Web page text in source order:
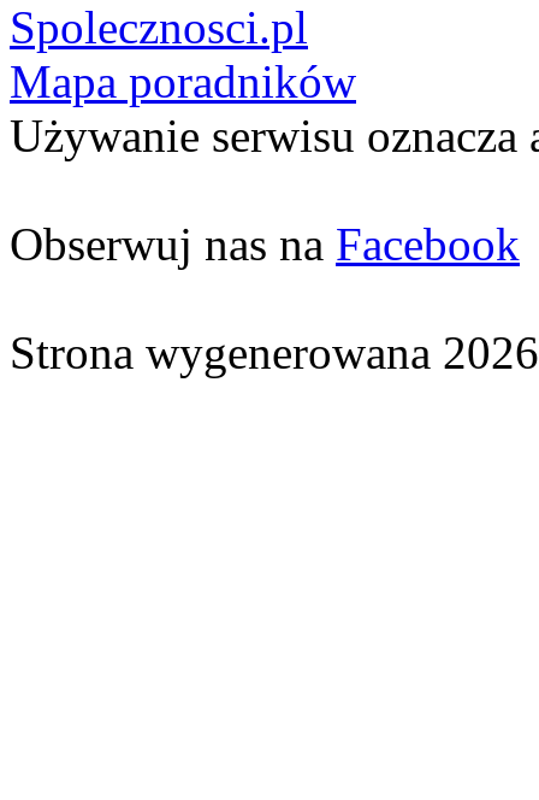
Spolecznosci.pl
Mapa poradników
Używanie serwisu oznacza
Obserwuj nas na Facebook
Strona wygenerowana